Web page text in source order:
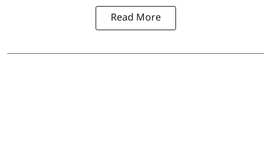
Read More